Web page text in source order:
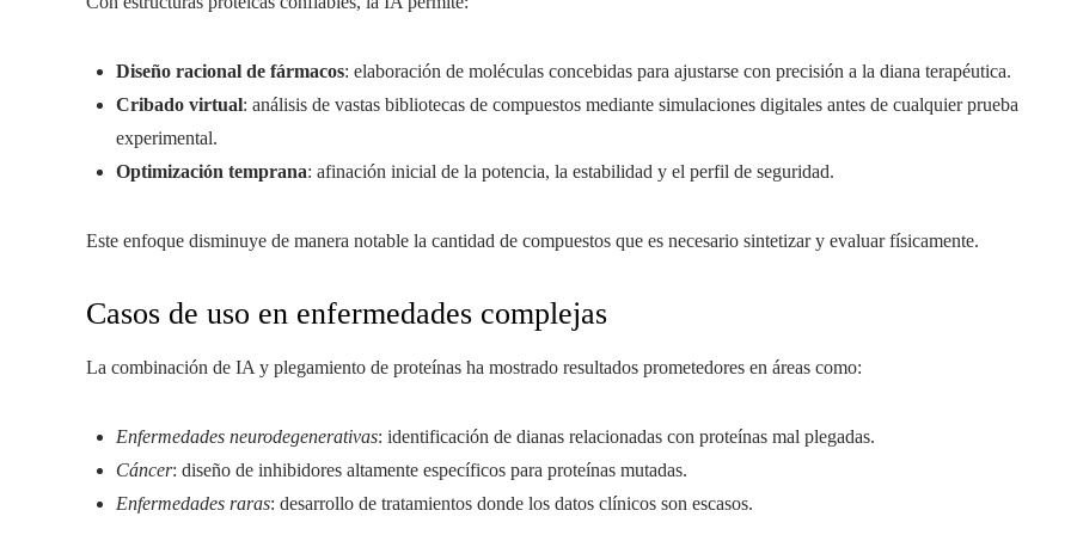
Diseño racional de fármacos: elaboración de moléculas concebidas para ajustarse con precisión a la diana terapéutica.
Cribado virtual: análisis de vastas bibliotecas de compuestos mediante simulaciones digitales antes de cualquier prueba
experimental.
Optimización temprana: afinación inicial de la potencia, la estabilidad y el perfil de seguridad.
Este enfoque disminuye de manera notable la cantidad de compuestos que es necesario sintetizar y evaluar físicamente.
Casos de uso en enfermedades complejas
La combinación de IA y plegamiento de proteínas ha mostrado resultados prometedores en áreas como:
Enfermedades neurodegenerativas: identificación de dianas relacionadas con proteínas mal plegadas.
Cáncer: diseño de inhibidores altamente específicos para proteínas mutadas.
Enfermedades raras: desarrollo de tratamientos donde los datos clínicos son escasos.